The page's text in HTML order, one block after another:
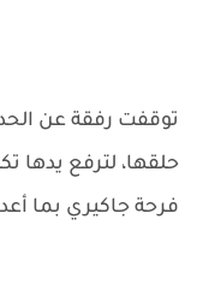
توقفت رفقة عن
حلقها، لترفع يدها
فرحة جاكيري بما